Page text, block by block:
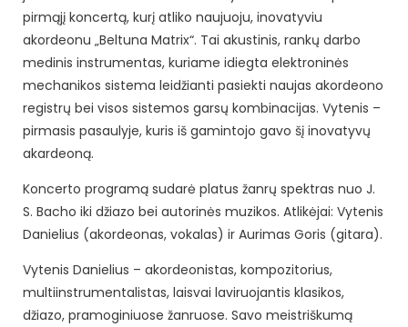
pirmąjį koncertą, kurį atliko naujuoju, inovatyviu
akordeonu „Beltuna Matrix“. Tai akustinis, rankų darbo
medinis instrumentas, kuriame idiegta elektroninės
mechanikos sistema leidžianti pasiekti naujas akordeono
registrų bei visos sistemos garsų kombinacijas. Vytenis –
pirmasis pasaulyje, kuris iš gamintojo gavo šį inovatyvų
akardeoną.
Koncerto programą sudarė platus žanrų spektras nuo J.
S. Bacho iki džiazo bei autorinės muzikos. Atlikėjai: Vytenis
Danielius (akordeonas, vokalas) ir Aurimas Goris (gitara).
Vytenis Danielius – akordeonistas, kompozitorius,
multiinstrumentalistas, laisvai laviruojantis klasikos,
džiazo, pramoginiuose žanruose. Savo meistriškumą